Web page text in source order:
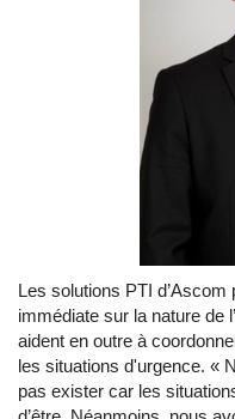
Les solutions PTI
immédiate sur la nature de
aident en outre à
les situations d'urgence. «
pas exister car les